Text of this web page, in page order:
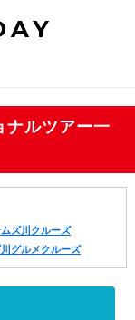
ナルツアー一
ズ川クルーズ
グルメクルーズ